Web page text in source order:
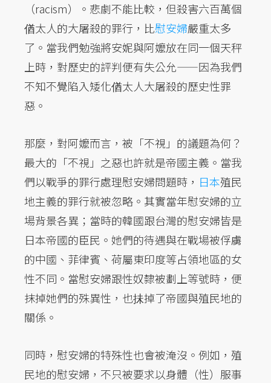
（racism）。悲劇不能比較，但殺害六百萬個
偤太人的大屠殺的罪行，比慰安婦嚴重太多
了。當我們勉強將安妮與阿嬤放在同一個天秤
上時，對歷史的評判便有失公允——因為我們
不知不覺陷入矮化偤太人大屠殺的歷史性罪
惡。
那麼，對阿嬤而言，被「不視」的議題為何？
最大的「不視」之惡也許就是帝國主義。當我
們以戰爭的罪行處理慰安婦問題時， 日本殖民
地主義的罪行就被忽略。其實當年慰安婦的立
場背景各異；當時的韓國跟台灣的慰安婦皆是
日本帝國的臣民。她們的待遇與在戰場被俘虜
的中國、菲律賓、荷屬東印度等占領地區的女
性不同。當慰安婦跟性奴隸被劃上等號時，便
抹掉她們的殊異性，也抺掉了帝國與殖民地的
關係。
同時，慰安婦的特殊性也會被淹沒。例如，殖
民地的慰安婦，不只被要求以身體（性）服事